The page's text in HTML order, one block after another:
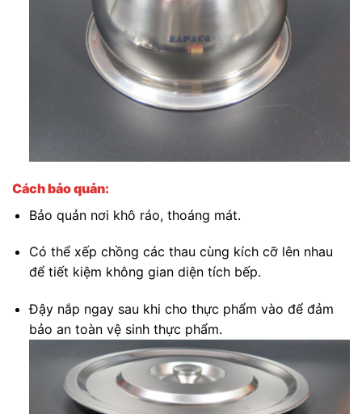
Cách bảo quản:
Bảo quản nơi khô ráo, thoáng mát.
Có thể xếp chồng các thau cùng kích cỡ lên nhau
để tiết kiệm không gian diện tích bếp.
Đậy nắp ngay sau khi cho thực phẩm vào để đảm
bảo an toàn vệ sinh thực phẩm.